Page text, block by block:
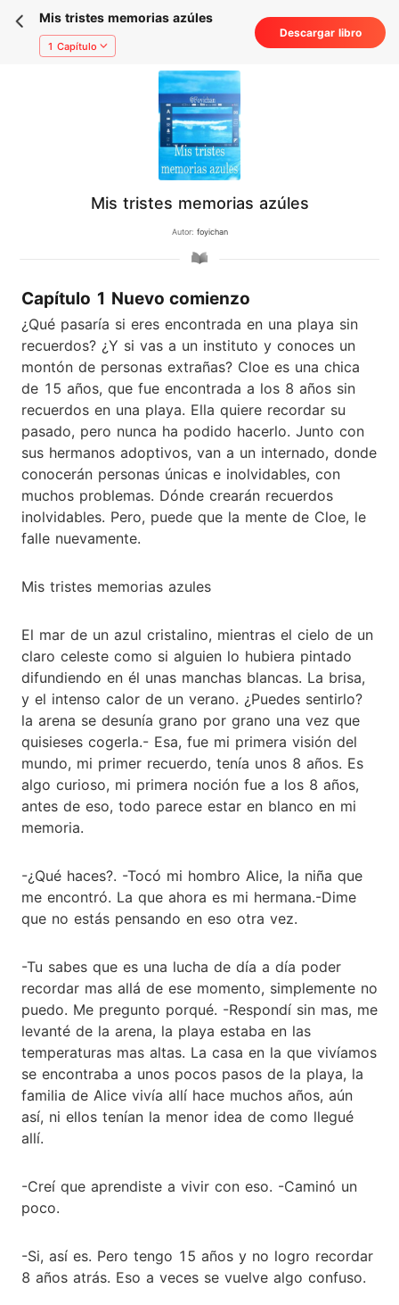
Mis tristes memorias azúles
1 Capítulo
Descargar libro
Mis tristes memorias azúles
Autor: foyichan
Capítulo 1 Nuevo comienzo
¿Qué pasaría si eres encontrada en una playa sin
recuerdos? ¿Y si vas a un instituto y conoces un
montón de personas extrañas? Cloe es una chica
de 15 años, que fue encontrada a los 8 años sin
recuerdos en una playa. Ella quiere recordar su
pasado, pero nunca ha podido hacerlo. Junto con
sus hermanos adoptivos, van a un internado, donde
conocerán personas únicas e inolvidables, con
muchos problemas. Dónde crearán recuerdos
inolvidables. Pero, puede que la mente de Cloe, le
falle nuevamente.
Mis tristes memorias azules
El mar de un azul cristalino, mientras el cielo de un
claro celeste como si alguien lo hubiera pintado
difundiendo en él unas manchas blancas. La brisa,
y el intenso calor de un verano. ¿Puedes sentirlo?
la arena se desunía grano por grano una vez que
quisieses cogerla.- Esa, fue mi primera visión del
mundo, mi primer recuerdo, tenía unos 8 años. Es
algo curioso, mi primera noción fue a los 8 años,
antes de eso, todo parece estar en blanco en mi
memoria.
-¿Qué haces?. -Tocó mi hombro Alice, la niña que
me encontró. La que ahora es mi hermana.-Dime
que no estás pensando en eso otra vez.
-Tu sabes que es una lucha de día a día poder
recordar mas allá de ese momento, simplemente no
puedo. Me pregunto porqué. -Respondí sin mas, me
levanté de la arena, la playa estaba en las
temperaturas mas altas. La casa en la que vivíamos
se encontraba a unos pocos pasos de la playa, la
familia de Alice vivía allí hace muchos años, aún
así, ni ellos tenían la menor idea de como llegué
allí.
-Creí que aprendiste a vivir con eso. -Caminó un
poco.
-Si, así es. Pero tengo 15 años y no logro recordar
8 años atrás. Eso a veces se vuelve algo confuso.